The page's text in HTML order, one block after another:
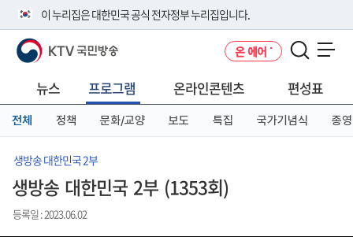
이 누리집은 대한민국 공식 전자정부 누리집입니다.
공식 누리집 주소 확인하기
니다.
이밖에 or.kr 또는 .kr등 다른 도메인 주소를 사용하고 있다면 아래 URL에
서 도메인 주소를 확인해 보세요
KTV 국민방송 온 에어
뉴스 프로그램 온라인콘텐츠 편성표
전체 정책 문화/교양 보도 특집 국가기념식 종영
생방송 대한민국 2부
생방송 대한민국 2부 (1353회)
등록일 : 2023.06.02